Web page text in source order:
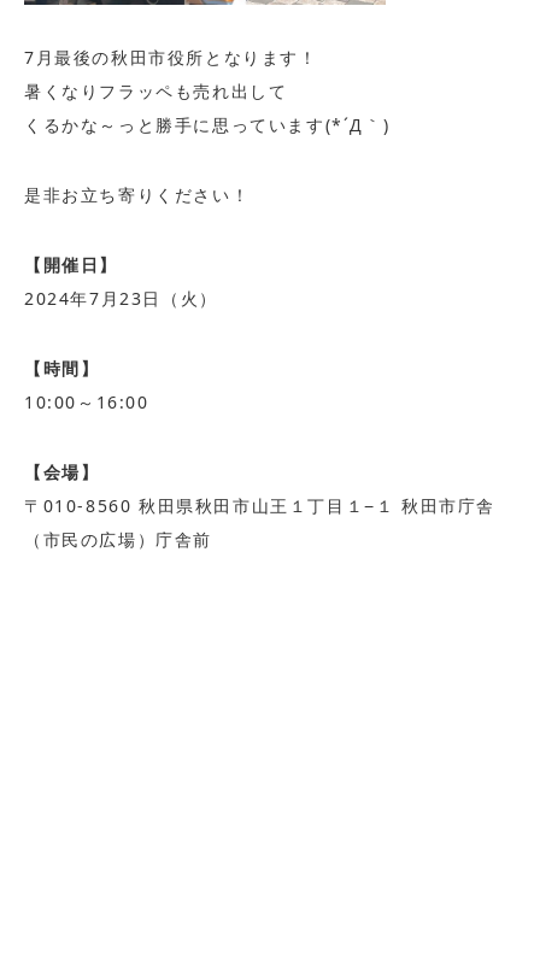
7月最後の秋田市役所となります！
暑くなりフラッペも売れ出して
くるかな～っと勝手に思っています(*´Д｀)
是非お立ち寄りください！
【開催日】
2024年7月23日（火）
【時間】
10:00～16:00
【会場】
〒010-8560 秋田県秋田市山王１丁目１−１ 秋田市庁舎
（市民の広場）庁舎前